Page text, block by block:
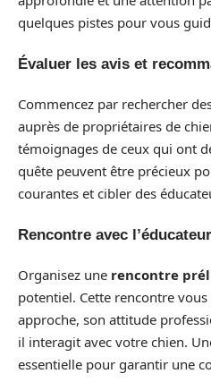
quelques pistes pour vous
Évaluer les avis et
Commencez par rechercher
auprès de propriétaires de
témoignages de ceux qui ont
quête peuvent être précieux
courantes et cibler des
Rencontre avec l’éducateur
Organisez une rencontre
potentiel. Cette rencontre
approche, son attitude
il interagit avec votre chien.
essentielle pour garantir une